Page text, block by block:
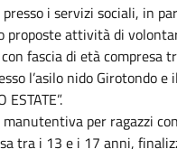
i servizi sociali, in
proposte attività di
fascia di età compresa
l’asilo nido Girotondo
ESTATE”.
per ragazzi
tra i 13 e i 17 anni,